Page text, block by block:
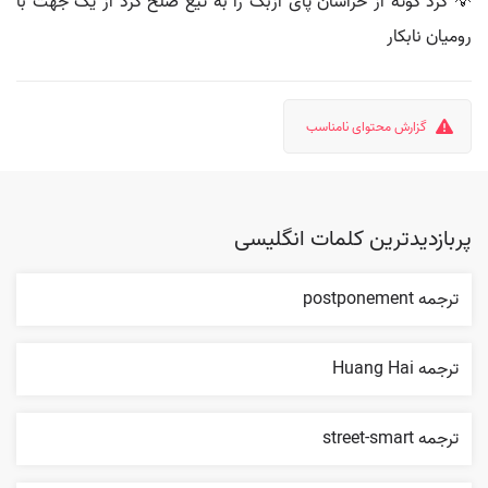
رومیان نابکار
گزارش محتوای نامناسب
پربازدیدترین کلمات انگلیسی
ترجمه postponement
ترجمه Huang Hai
ترجمه street-smart